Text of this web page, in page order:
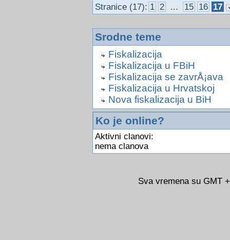
Stranice (17): 1 2 ... 15 16 17
Srodne teme
Fiskalizacija
Fiskalizacija u FBiH
Fiskalizacija se zavrÅ¡ava
Fiskalizacija u Hrvatskoj
Nova fiskalizacija u BiH
Ko je online?
Aktivni clanovi:
nema clanova
Sva vremena su GMT